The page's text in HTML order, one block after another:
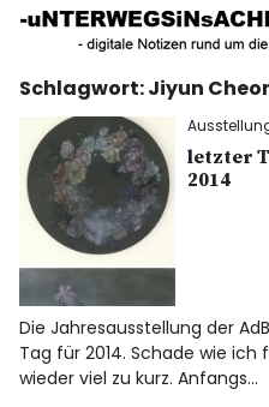
UNTERWEGS IN
KUNST
Start
AKTUELLE
KUNSTSPAZIERGÄNGE
ÜBER
UNSER BUCH
Schlagwort:Jiyun
letzter
2014
Die Jahresausstellung der
Tag für 2014. Schade wie ich
wieder viel zu kurz. Anfangs…